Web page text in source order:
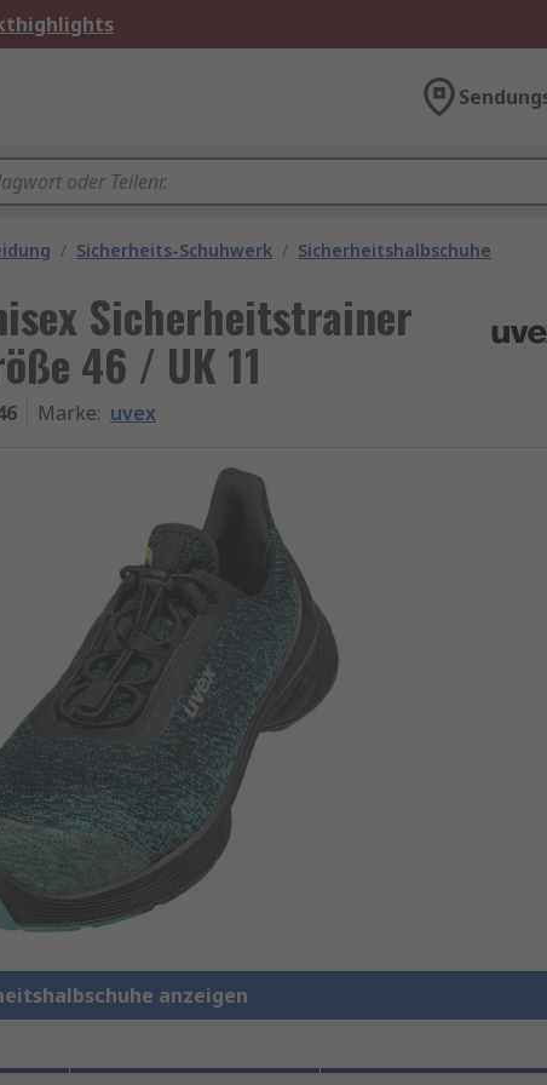
/ Sicherheits-Schuhwerk / Sicherheitshalbschuhe
Sicherheitstrainer
46 / UK 11
Marke: uvex
anzeigen